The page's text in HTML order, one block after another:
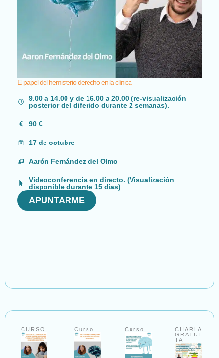
El papel del hemisferio derecho en la clínica
9.00 a 14.00 y de 16.00 a 20.00 (re-visualización
posterior del diferido durante 2 semanas).
90 €
17 de octubre
Aarón Fernández del Olmo
Videoconferencia en directo. (Visualización
disponible durante 15 días)
APUNTARME
CURSO Curso Curso
CHARLA
GRATUI
TA